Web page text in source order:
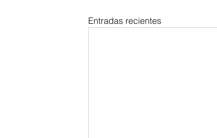
Entradas recientes